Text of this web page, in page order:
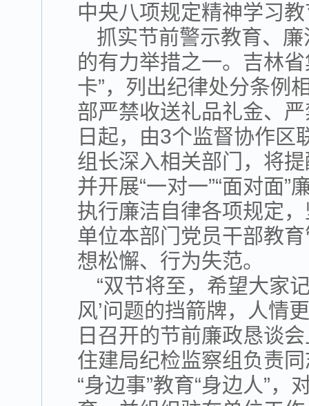
中央八项规定精神学习
抓实节前警示教育、
的有力举措之一。吉林
卡”，列出纪律处分条例
部严禁收送礼品礼金、
日起，由3个监督协作区
组长深入相关部门，将
并开展“一对一”“面对面”
执行廉洁自律各项规定
单位本部门党员干部教
想松懈、行为失范。
“双节将至，希望大家
风’问题的挡箭牌，人情
日召开的节前廉政恳谈
住建局纪检监察组负责
“身边事”教育“身边人”